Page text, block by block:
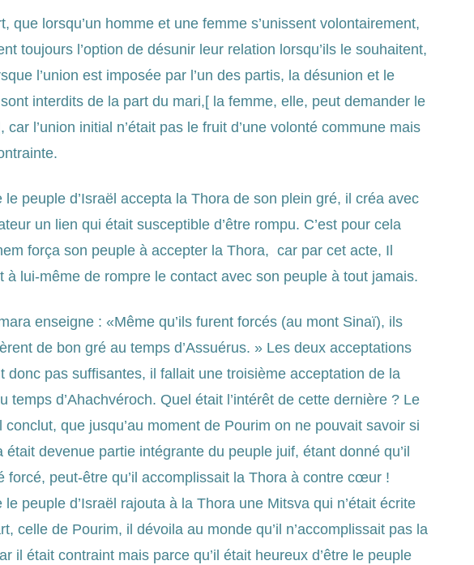
que lorsqu’un homme et une femme s’unissent volontairement,
toujours l’option de désunir leur relation lorsqu’ils le souhaitent,
l’union est imposée par l’un des partis, la désunion et le
interdits de la part du mari,[ la femme, elle, peut demander le
car l’union initial n’était pas le fruit d’une volonté commune mais
le peuple d’Israël accepta la Thora de son plein gré, il créa avec
un lien qui était susceptible d’être rompu. C’est pour cela
força son peuple à accepter la Thora, car par cet acte, Il
à lui-même de rompre le contact avec son peuple à tout jamais.
enseigne : «Même qu’ils furent forcés (au mont Sinaï), ils
de bon gré au temps d’Assuérus. » Les deux acceptations
donc pas suffisantes, il fallait une troisième acceptation de la
temps d’Ahachvéroch. Quel était l’intérêt de cette dernière ? Le
conclut, que jusqu’au moment de Pourim on ne pouvait savoir si
était devenue partie intégrante du peuple juif, étant donné qu’il
forcé, peut-être qu’il accomplissait la Thora à contre cœur !
le peuple d’Israël rajouta à la Thora une Mitsva qui n’était écrite
celle de Pourim, il dévoila au monde qu’il n’accomplissait pas la
il était contraint mais parce qu’il était heureux d’être le peuple